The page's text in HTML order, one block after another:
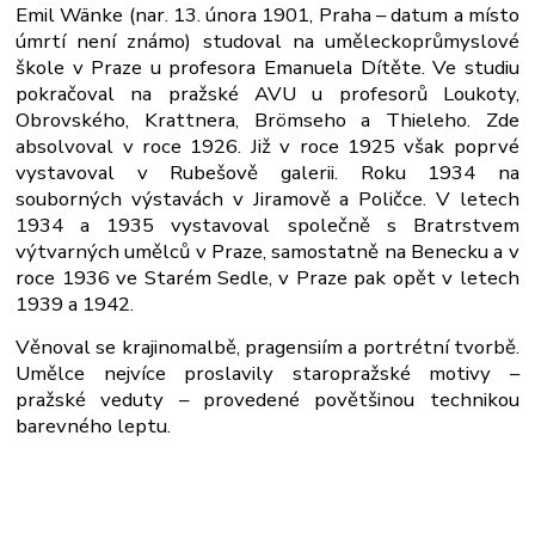
Emil Wänke (nar. 13. února 1901, Praha – datum a místo
úmrtí není známo) studoval na uměleckoprůmyslové
škole v Praze u profesora Emanuela Dítěte. Ve studiu
pokračoval na pražské AVU u profesorů Loukoty,
Obrovského, Krattnera, Brömseho a Thieleho. Zde
absolvoval v roce 1926. Již v roce 1925 však poprvé
vystavoval v Rubešově galerii. Roku 1934 na
souborných výstavách v Jiramově a Poličce. V letech
1934 a 1935 vystavoval společně s Bratrstvem
výtvarných umělců v Praze, samostatně na Benecku a v
roce 1936 ve Starém Sedle, v Praze pak opět v letech
1939 a 1942.
Věnoval se krajinomalbě, pragensiím a portrétní tvorbě.
Umělce nejvíce proslavily staropražské motivy –
pražské veduty – provedené povětšinou technikou
barevného leptu.